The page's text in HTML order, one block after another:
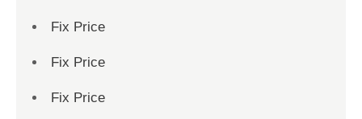
Fix Price
Fix Price
Fix Price